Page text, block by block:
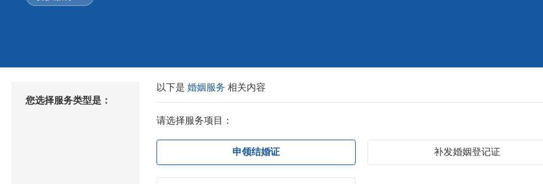
您选择服务类型是：
以下是婚姻服务相关内容
请选择服务项目：
申领结婚证 补发婚姻登记证